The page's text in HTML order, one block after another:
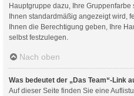
Hauptgruppe dazu, Ihre
Ihnen standardmäßig angezeigt wird,
Ihnen die Berechtigung geben, Ihre
selbst festzulegen.
Nach oben
Was bedeutet der „Das Team“-Link
Auf dieser Seite finden Sie eine